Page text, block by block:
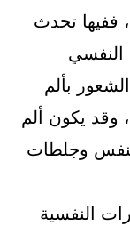
ففيها تحدث
النفسي
بألم
وقد يكون ألم
وجلطات
النفسية